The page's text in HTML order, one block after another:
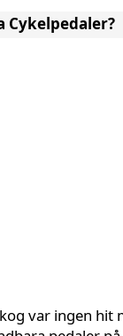
Cykelpedaler?
var ingen hit